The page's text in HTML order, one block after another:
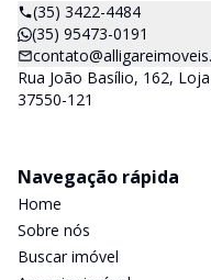
(35) 3422-4484
(35) 95473-0191
Rua João Basílio, 162,
37550-121
Navegação rápida
Home
Sobre nós
Buscar imóvel